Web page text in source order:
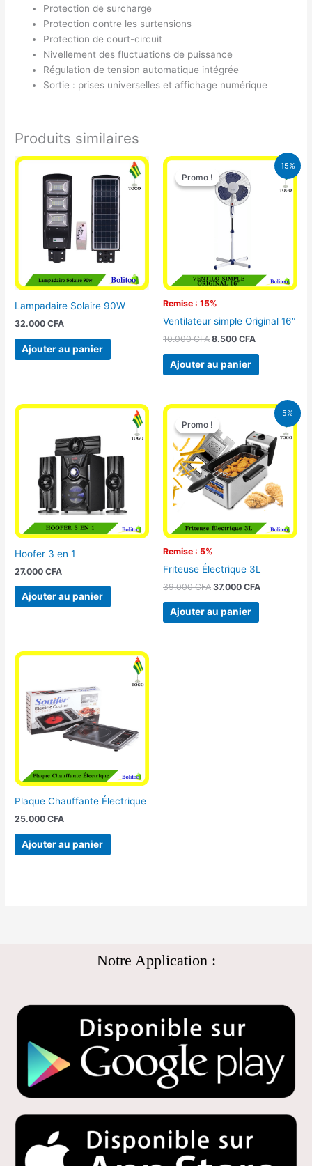
Protection de surcharge
Protection contre les surtensions
Protection de court-circuit
Nivellement des fluctuations de puissance
Régulation de tension automatique intégrée
Sortie : prises universelles et affichage numérique
Produits similaires
Lampadaire Solaire 90W
32.000CFA
Ajouter au panier
15%
Promo !
Remise : 15%
Promo !
Ventilateur simple Original 16″
10.000CFA
Le
prix
initial
était :
10.000 CFA.
8.500 CFA
Le
Ajouter au panier
Hoofer 3 en 1
27.000CFA
Ajouter au panier
5%
Promo !
Remise : 5%
Promo !
Friteuse Électrique 3L
39.000CFA
Le
initial
était :
39.000 CFA.
37.000 CFA
Le
prix
actuel
est :
37.000 CFA.
Ajouter au panier
Plaque Chauffante Électrique
25.000CFA
Ajouter au panier
Notre Application :